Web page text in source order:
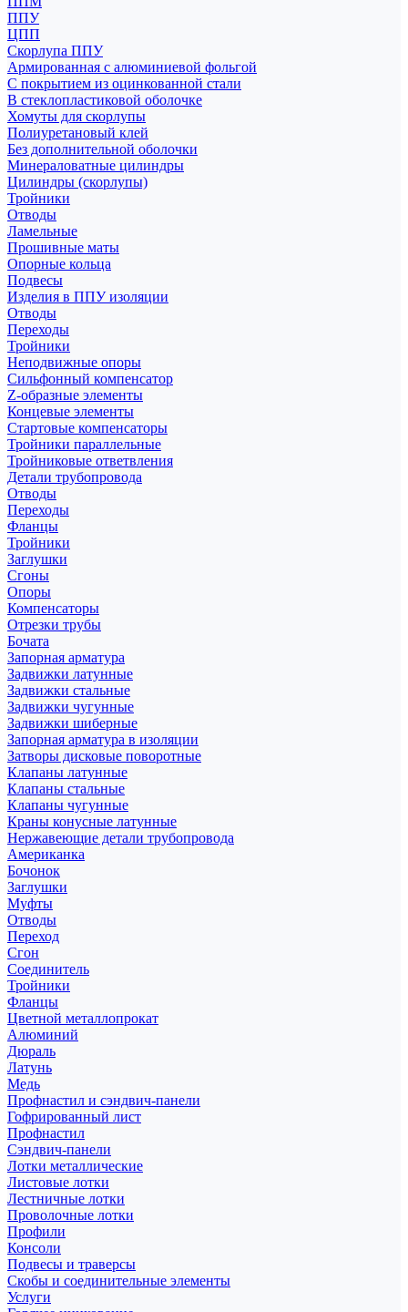
ППУ
ЦПП
Скорлупа ППУ
Армированная с алюминиевой фольгой
С покрытием из оцинкованной стали
В стеклопластиковой оболочке
Хомуты для скорлупы
Полиуретановый клей
Без дополнительной оболочки
Минераловатные цилиндры
Цилиндры (скорлупы)
Тройники
Отводы
Ламельные
Прошивные маты
Опорные кольца
Подвесы
Изделия в ППУ изоляции
Отводы
Переходы
Тройники
Неподвижные опоры
Cильфонный компенсатор
Z-образные элементы
Концевые элементы
Стартовые компенсаторы
Тройники параллельные
Тройниковые ответвления
Детали трубопровода
Отводы
Переходы
Фланцы
Тройники
Заглушки
Сгоны
Опоры
Компенсаторы
Отрезки трубы
Бочата
Запорная арматура
Задвижки латунные
Задвижки стальные
Задвижки чугунные
Задвижки шиберные
Запорная арматура в изоляции
Затворы дисковые поворотные
Клапаны латунные
Клапаны стальные
Клапаны чугунные
Краны конусные латунные
Нержавеющие детали трубопровода
Американка
Бочонок
Заглушки
Муфты
Отводы
Переход
Сгон
Соединитель
Тройники
Фланцы
Цветной металлопрокат
Алюминий
Дюраль
Латунь
Медь
Профнастил и сэндвич-панели
Гофрированный лист
Профнастил
Сэндвич-панели
Лотки металлические
Листовые лотки
Лестничные лотки
Проволочные лотки
Профили
Консоли
Подвесы и траверсы
Скобы и соединительные элементы
Услуги